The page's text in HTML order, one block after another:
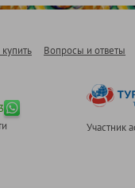
купить Вопросы и ответы
Участник